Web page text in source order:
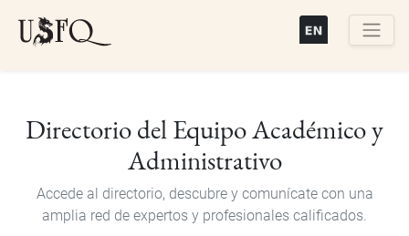
Directorio del Equipo Académico y
Administrativo
Accede al directorio, descubre y comunícate con una
amplia red de expertos y profesionales calificados.